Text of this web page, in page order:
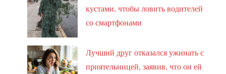
кустами, чтобы ловить водителей
со смартфонами
Лучший друг отказался ужинать с
приятельницей, заявив, что он ей